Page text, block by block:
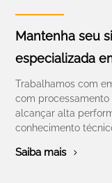
Mantenha seu
especializada
Trabalhamos com
com
alcançar alta
conhecimento
Saiba mais